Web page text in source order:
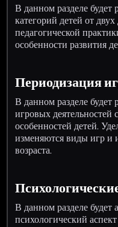
В данном разделе будет
категорий детей от
педагогической
особенности развития
Периодизация
В данном разделе будет
игровых деятельностей
особенностей детей.
изменяются виды игр и
возраста.
В данном разделе будет
психологический